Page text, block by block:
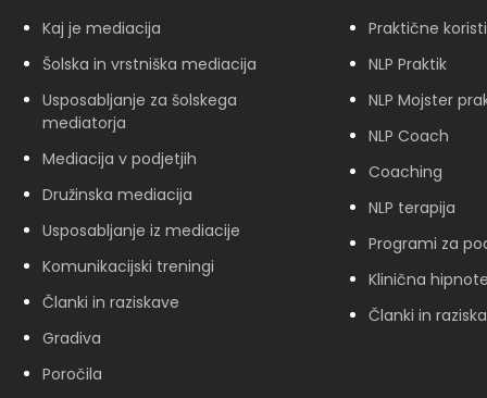
Kaj je mediacija
Šolska in vrstniška mediacija
Usposabljanje za šolskega
mediatorja
Mediacija v podjetjih
Družinska mediacija
Usposabljanje iz mediacije
Komunikacijski treningi
Članki in raziskave
Gradiva
Poročila
Praktične koristi
NLP Praktik
NLP Mojster
NLP Coach
Coaching
NLP terapija
Programi za
Klinična
Članki in